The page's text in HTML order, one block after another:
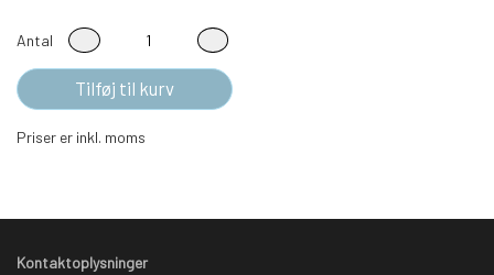
Antal
Tilføj til kurv
Priser er inkl. moms
Kontaktoplysninger